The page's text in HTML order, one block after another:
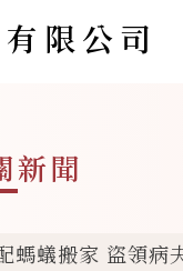
有限公司
新聞
螞蟻搬家 盜領病